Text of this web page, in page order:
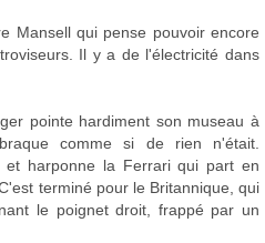
Mansell qui pense pouvoir encore
Il y a de l'électricité dans
pointe hardiment son museau à
comme si de rien n'était.
et harponne la Ferrari qui part en
terminé pour le Britannique, qui
le poignet droit, frappé par un